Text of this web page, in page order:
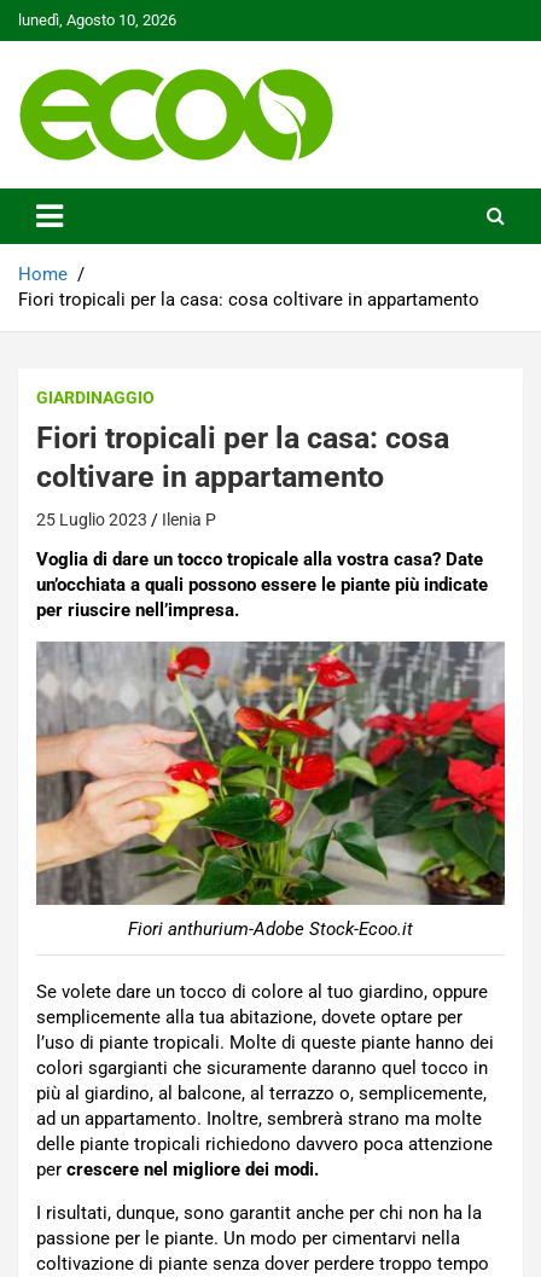
Skip
to
lunedì, Agosto 10, 2026
Ecoo.it
Home
Fiori tropicali per la casa: cosa coltivare in appartamento
GIARDINAGGIO
Fiori tropicali per la casa: cosa
coltivare in appartamento
25 Luglio 2023 Ilenia P
Voglia di dare un tocco tropicale alla vostra casa? Date
un’occhiata a quali possono essere le piante più indicate
per riuscire nell’impresa.
Fiori anthurium-Adobe Stock-Ecoo.it
Se volete dare un tocco di colore al tuo giardino, oppure
semplicemente alla tua abitazione, dovete optare per
l’uso di piante tropicali. Molte di queste piante hanno dei
colori sgargianti che sicuramente daranno quel tocco in
più al giardino, al balcone, al terrazzo o, semplicemente,
ad un appartamento. Inoltre, sembrerà strano ma molte
delle piante tropicali richiedono davvero poca attenzione
per crescere nel migliore dei modi.
I risultati, dunque, sono garantit anche per chi non ha la
passione per le piante. Un modo per cimentarvi nella
coltivazione di piante senza dover perdere troppo tempo